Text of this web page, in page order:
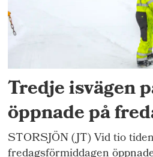
Tredje isvägen
öppnade på
STORSJÖN (JT) Vid tio